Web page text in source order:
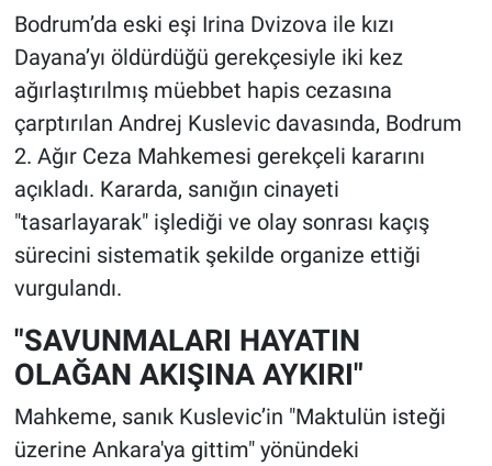
Bodrum’da eski eşi Irina Dvizova ile kızı
Dayana’yı öldürdüğü gerekçesiyle iki kez
ağırlaştırılmış müebbet hapis cezasına
çarptırılan Andrej Kuslevic davasında, Bodrum
2. Ağır Ceza Mahkemesi gerekçeli kararını
açıkladı. Kararda, sanığın cinayeti
"tasarlayarak" işlediği ve olay sonrası kaçış
sürecini sistematik şekilde organize ettiği
vurgulandı.
"SAVUNMALARI HAYATIN
OLAĞAN AKIŞINA AYKIRI"
Mahkeme, sanık Kuslevic’in "Maktulün isteği
üzerine Ankara'ya gittim" yönündeki